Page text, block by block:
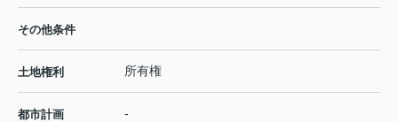
その他条件
土地権利 所有権
都市計画 -